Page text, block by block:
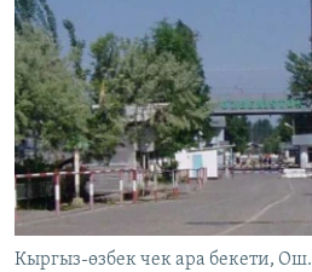
ЭЖЕ-СИҢДИЛЕР
АЗАТТЫК+
ЫҢГАЙСЫЗ СУРООЛОР
ЭЕ/АРнун бардык сайттары
Кыргыз-өзбек чек ара бекети, Ош.